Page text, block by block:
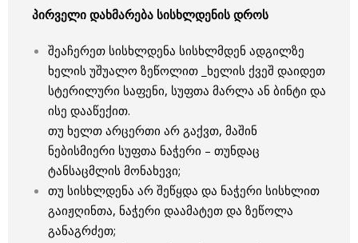
პირველი დახმარება სისხლდენის დროს
შეაჩერეთ სისხლდენა სისხლმდენ ადგილზე
ხელის უშუალო ზეწოლით _ხელის ქვეშ დაიდეთ
სტერილური საფენი, სუფთა მარლა ან ბინტი და
ისე დააწექით.
თუ ხელთ არცერთი არ გაქვთ, მაშინ
ნებისმიერი სუფთა ნაჭერი – თუნდაც
ტანსაცმლის მონახევი;
თუ სისხლდენა არ შეწყდა და ნაჭერი სისხლით
გაიჟღინთა, ნაჭერი დაამატეთ და ზეწოლა
განაგრძეთ;